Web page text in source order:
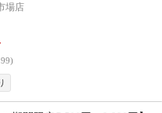
場店